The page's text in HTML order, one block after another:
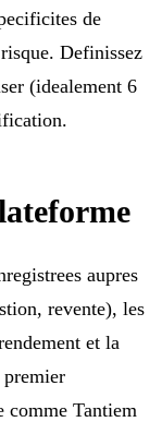
de
Definissez
(idealement 6
aupres
revente), les
et la
comme Tantiem